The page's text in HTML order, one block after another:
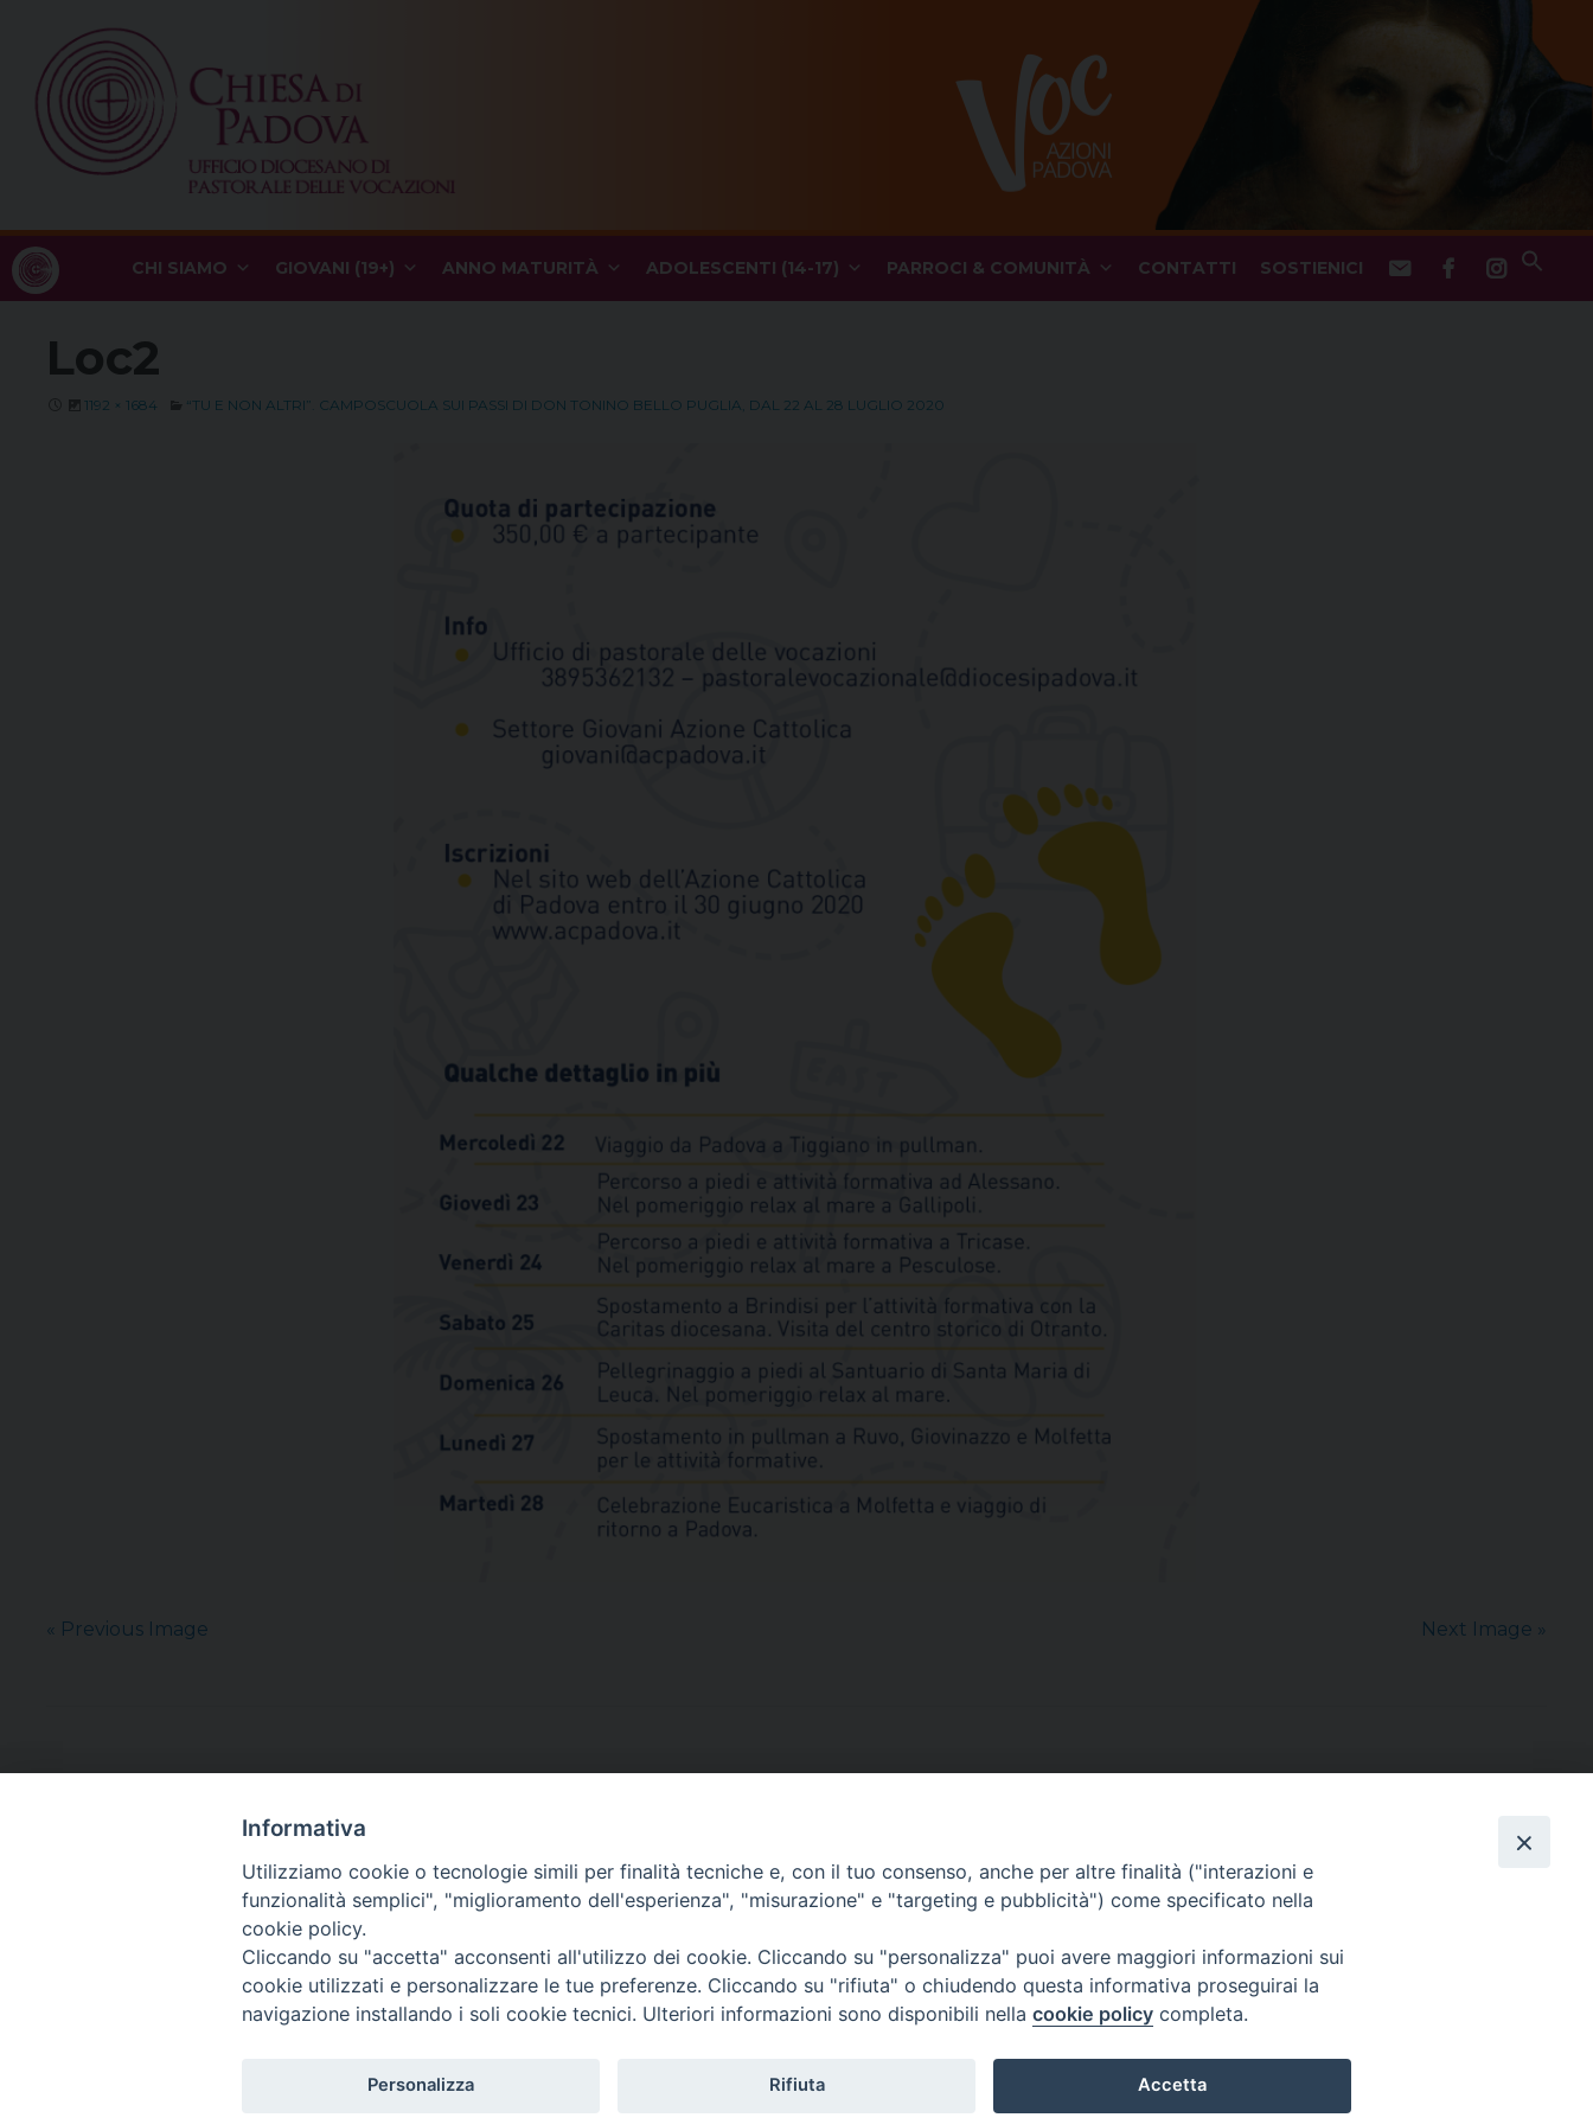
content
CHI SIAMO GIOVANI (19+) ANNO MATURITÀ ADOLESCENTI (14-17) PARROCI & COMUNITÀ CONTATTI SOSTIENICI
Loc2
1192 × 1684 “TU E NON ALTRI”. CAMPOSCUOLA SUI PASSI DI DON TONINO BELLO PUGLIA, DAL 22 AL 28 LUGLIO 2020
« Previous Image Next Image »
CONTATTI
via Bonporti, 20 – 35141 Padova
tel: +39 351 619 2354
e mail:ufficiovocazionipadova@gmail.com
via Valmarana, 20 – 35133 Padova
instagram:
@casasantandreapadova
e mail:casasantandreapadova@gmail.
Informativa
Utilizziamo cookie o tecnologie simili per finalità tecniche e, con il tuo consenso, anche per altre finalità ("interazioni e
funzionalità semplici", "miglioramento dell'esperienza", "misurazione" e "targeting e pubblicità") come specificato nella
cookie policy.
Cliccando su "accetta" acconsenti all'utilizzo dei cookie. Cliccando su "personalizza" puoi avere maggiori informazioni sui
cookie utilizzati e personalizzare le tue preferenze. Cliccando su "rifiuta" o chiudendo questa informativa proseguirai la
navigazione installando i soli cookie tecnici. Ulteriori informazioni sono disponibili nella cookie policy completa.
Personalizza Rifiuta Accetta